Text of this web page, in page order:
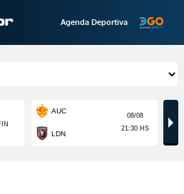
Agenda Deportiva